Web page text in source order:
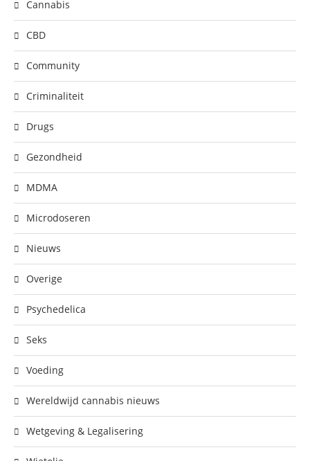
Cannabis
CBD
Community
Criminaliteit
Drugs
Gezondheid
MDMA
Microdoseren
Nieuws
Overige
Psychedelica
Seks
Voeding
Wereldwijd cannabis nieuws
Wetgeving & Legalisering